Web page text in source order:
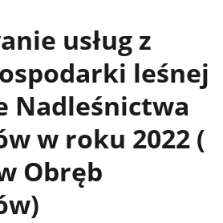
usług z
leśnej
Nadleśnictwa
w roku 2022 (
Obręb